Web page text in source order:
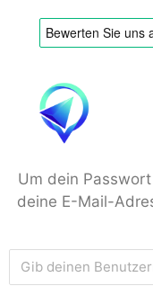
Um dein
deine E-Mail-